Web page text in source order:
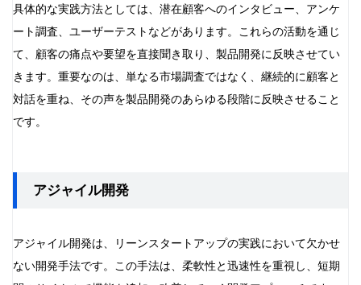
具体的な実践方法としては、潜在顧客へのインタビュー、アンケ
ート調査、ユーザーテストなどがあります。これらの活動を通じ
て、顧客の痛点や要望を直接聞き取り、製品開発に反映させてい
きます。重要なのは、単なる市場調査ではなく、継続的に顧客と
対話を重ね、その声を製品開発のあらゆる段階に反映させること
です。
アジャイル開発
アジャイル開発は、リーンスタートアップの実践において欠かせ
ない開発手法です。この手法は、柔軟性と迅速性を重視し、短期